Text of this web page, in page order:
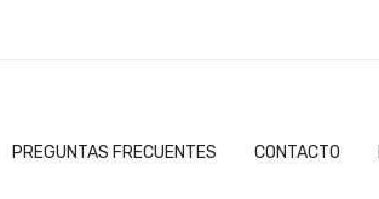
PREGUNTAS FRECUENTES CONTACTO